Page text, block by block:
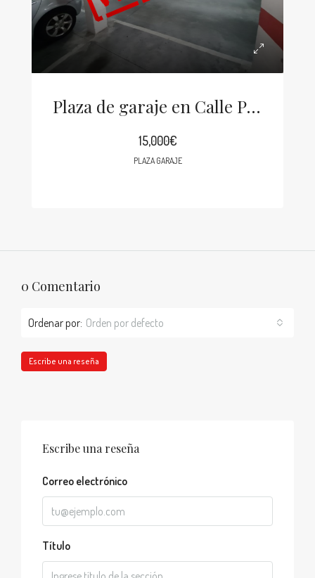
Plaza de garaje en Calle Peatonal
15,000€
PLAZA GARAJE
0 Comentario
Ordenar por: Orden por defecto
Escribe una reseña
Escribe una reseña
Correo electrónico
Título